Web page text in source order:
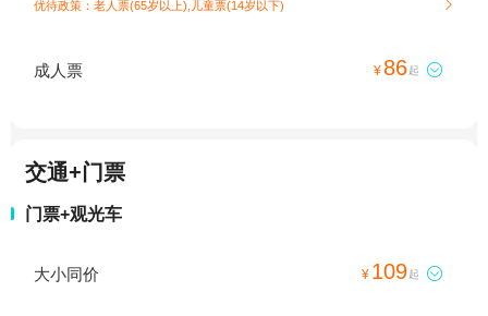
优待政策：老人票(65岁以上),儿童票(14岁以下) 
成人票 ¥ 86起 
交通+门票
门票+观光车
大小同价 ¥ 109起 